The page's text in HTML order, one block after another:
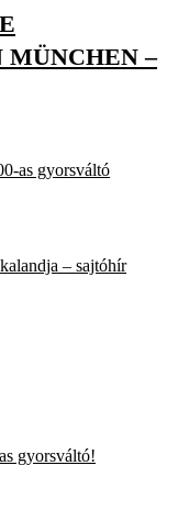
MÜNCHEN –
as gyorsváltó
– sajtóhír
gyorsváltó!